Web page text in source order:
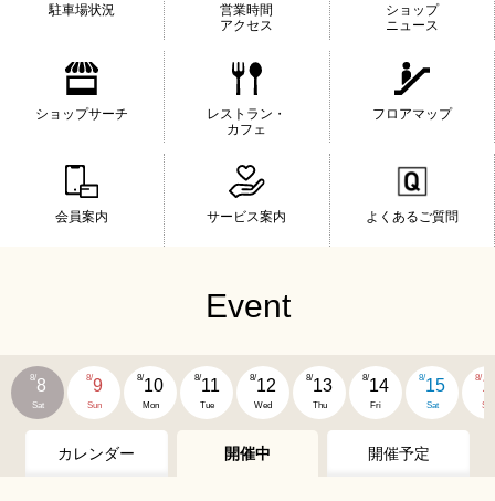
駐車場状況
営業時間
アクセス
ショップ
ニュース
ショップサーチ
レストラン・
カフェ
フロアマップ
会員案内 サービス案内 よくあるご質問
Event
8/8
Sat
8/9
Sun
8/10
Mon
8/11
Tue
8/12
Wed
8/13
Thu
8/14
Fri
8/15
Sat
8/
Sun
カレンダー 開催中 開催予定